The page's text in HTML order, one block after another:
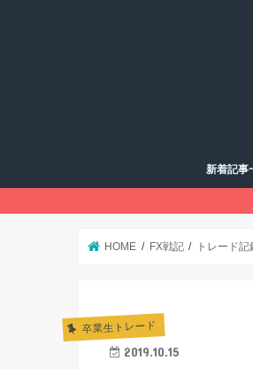
新着記事
HOME FX戦記 トレード記
卒業生トレード
2019.10.15